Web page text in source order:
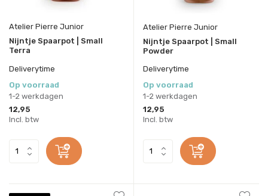
Atelier Pierre Junior
Nijntje Spaarpot | Small
Terra
Deliverytime
Op voorraad
1-2 werkdagen
12,95
Incl. btw
Atelier Pierre Junior
Nijntje Spaarpot | Small
Powder
Deliverytime
Op voorraad
1-2 werkdagen
12,95
Incl. btw